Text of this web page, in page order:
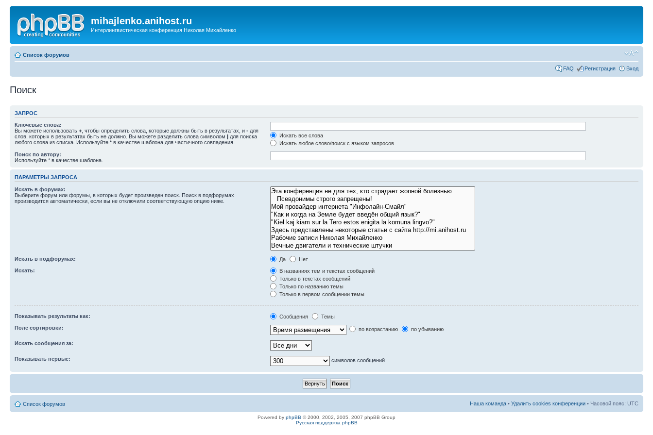
mihajlenko.anihost.ru
Интерлингвистическая конференция Николая Михайленко
Список форумов
FAQ Регистрация Вход
Поиск
ЗАПРОС
Ключевые слова:
Вы можете использовать + , чтобы определить слова, которые должны быть в результатах, и - для
слов, которых в результатах быть не должно. Вы можете разделить слова символом | для поиска
любого слова из списка. Используйте * в качестве шаблона для частичного совпадения.
Искать все слова
Искать любое слово/поиск с языком запросов
Поиск по автору:
Используйте * в качестве шаблона.
ПАРАМЕТРЫ ЗАПРОСА
Искать в форумах:
Выберите форум или форумы, в которых будет произведен поиск. Поиск в подфорумах
производится автоматически, если вы не отключили соответствующую опцию ниже.
Искать в подфорумах: Да
Нет
Искать:
В названиях тем и текстах сообщений
Только в текстах сообщений
Только по названию темы
Только в первом сообщении темы
Показывать результаты как: Сообщения
Темы
Поле сортировки:
по возрастанию по убыванию
Искать сообщения за:
Показывать первые: символов сообщений
Список форумов Наша команда • Удалить cookies конференции • Часовой пояс: UTC
Powered by phpBB © 2000, 2002, 2005, 2007 phpBB Group
Русская поддержка phpBB